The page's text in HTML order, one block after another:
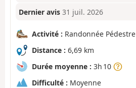
Dernier avis 31 juil. 2026
Activité : Randonnée Pédestre
Distance : 6,69 km
Durée moyenne : 3h 10
Difficulté : Moyenne